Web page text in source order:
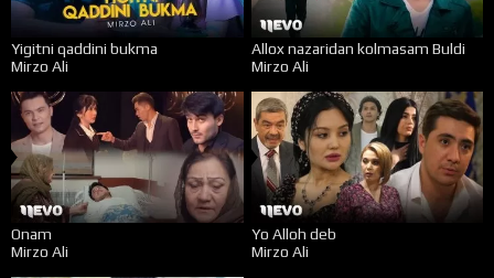
Yigitni qaddini bukma
Mirzo Ali
Allox nazaridan kolmasam Buldi
Mirzo Ali
Onam
Mirzo Ali
Yo Alloh deb
Mirzo Ali